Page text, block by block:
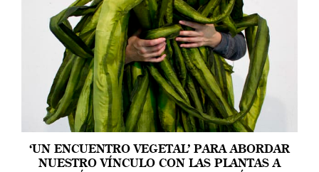
‘UN ENCUENTRO VEGETAL’ PARA ABORDAR
NUESTRO VÍNCULO CON LAS PLANTAS A